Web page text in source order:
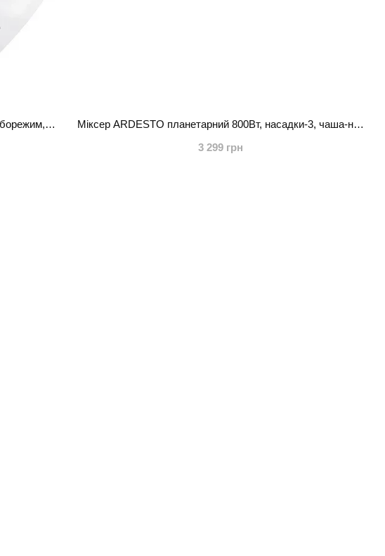
Міксер ARDESTO ручний 400Вт, насадки-4, турборежим, білий
Міксер ARDESTO планетарний 800Вт, насадки-3, чаша-нерж., метал, 4л, Pulse-режим, білий
3 299 грн